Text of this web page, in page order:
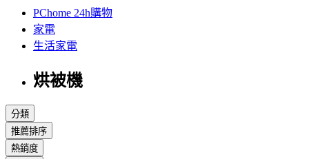
PChome 24h購物
家電
生活家電
烘被機
分類
推薦排序
熱銷度